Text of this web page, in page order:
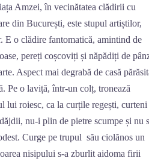
Amzei, în vecinătatea clădirii cu
din București, este stupul artiștilor,
o clădire fantomatică, amintind de
pereți coșcoviți și năpădiți de
Aspect mai degrabă de casă
Pe o laviță, într-un colț, tronează
lui roiesc, ca la curțile regești, curteni
nu-i plin de pietre scumpe și nu
Curge pe trupul său ciolănos un
nisipului s-a zburlit aidoma firii